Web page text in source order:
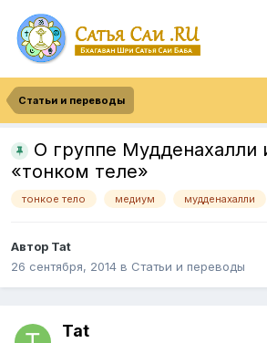
Статьи и переводы
О группе Мудденахалли
«тонком теле»
тонкое тело медиум мудденахалли
Автор Tat
26 сентября, 2014 в Статьи и переводы
Tat